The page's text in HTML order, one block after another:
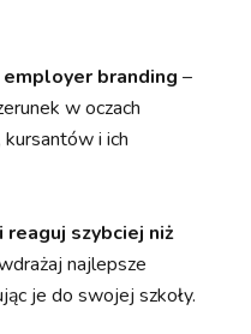
employer branding –
w oczach
i ich
szybciej niż
najlepsze
je do swojej szkoły.